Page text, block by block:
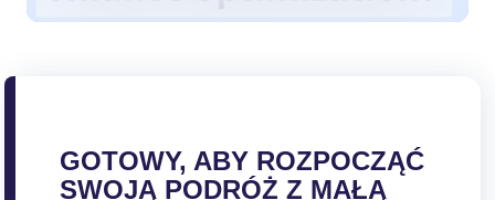
GOTOWY, ABY ROZPOCZĄĆ
SWOJĄ PODRÓŻ Z MAŁĄ